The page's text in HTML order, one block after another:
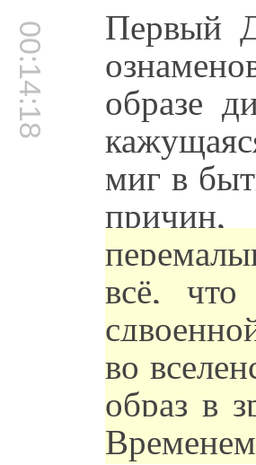
00:14:18 Первый
образе
миг в
всё,
во
образ в